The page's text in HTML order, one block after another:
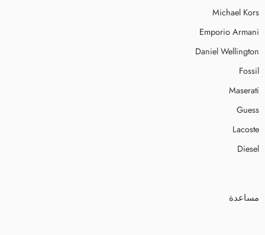
Michael Kors
Emporio Armani
Daniel Wellington
Fossil
Maserati
Guess
Lacoste
Diesel
مساعدة